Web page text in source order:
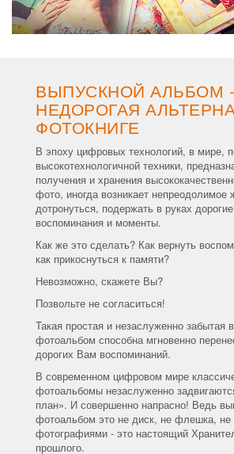
ВЫПУСКНОЙ АЛЬБОМ -
НЕДОРОГАЯ
ФОТОКНИГЕ
В эпоху цифровых технологий, в мире,
высокотехнологичной техники,
получения и хранения
фото, иногда возникает непреодолимое
дотронуться, подержать в руках
воспоминания и моменты.
Как же это сделать? Как вернуть
как прикоснуться к памяти?
Невозможно, скажете Вы?
Позвольте не согласиться!
Такая простая и незаслуженно забытая
фотоальбом способна мгновенно
дорогих Вам воспоминаний.
В современном цифровом мире
фотоальбомы незаслуженно
план». И совершенно напрасно! Ведь
фотоальбом это не диск, не флешка, не
фотографиями - это настоящий
прошлого.